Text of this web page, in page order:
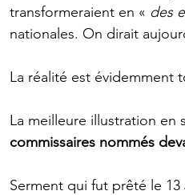
transformeraient en « des
nationales. On dirait
La réalité est évidemment
La meilleure illustration en
commissaires nommés
Serment qui fut prêté le